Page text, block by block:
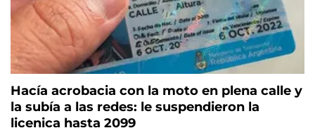
Hacía acrobacia con la moto en plena calle y
la subía a las redes: le suspendieron la
licenica hasta 2099